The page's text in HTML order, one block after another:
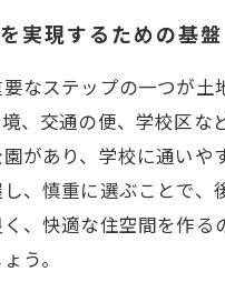
実現するための基盤
なステップの一つが
、交通の便、学校区
があり、学校に通い
、慎重に選ぶことで
、快適な住空間を作
う。